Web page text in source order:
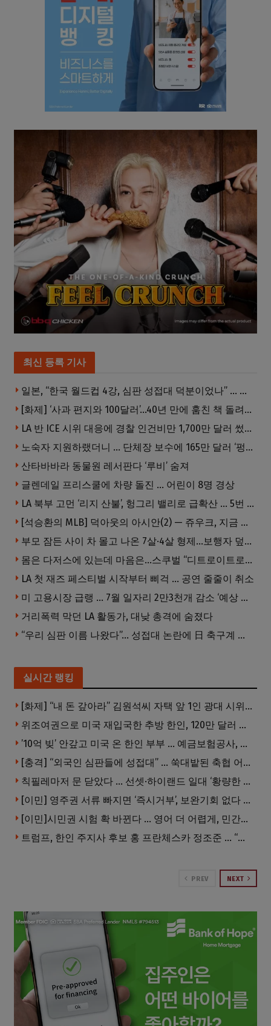
최신 등록 기사
일본, “한국 월드컵 4강, 심판 성접대 덕분이었나” … 의혹눈덩이
[화제] ‘사과 편지와 100달러’…40년 만에 훔친 책 돌려준 절도범
LA 반 ICE 시위 대응에 경찰 인건비만 1,700만 달러 썼다.
노숙자 지원하랬더니 … 단체장 보수에 165만 달러 ‘펑펑’
산타바바라 동물원 레서판다 ‘루비’ 숨져
글렌데일 프리스쿨에 차량 돌진 … 어린이 8명 경상
LA 북부 고먼 ‘리지 산불’, 헝그리 밸리로 급확산 … 5번 Fwy 양방향 전면 폐쇄
[석승환의 MLB] 덕아웃의 아시안(2) — 쥬우크, 지금 괜찮아요?
부모 잠든 사이 차 몰고 나온 7살·4살 형제…보행자 덮쳐 중태
몸은 다저스에 있는데 마음은…스쿠벌 “디트로이트로 돌아가고파”
LA 첫 재즈 페스티벌 시작부터 삐걱 … 공연 줄줄이 취소
미 고용시장 급랭 … 7월 일자리 2만3천개 감소 ‘예상 밖 쇼크’
거리폭력 막던 LA 활동가, 대낮 총격에 숨졌다
“우리 심판 이름 나왔다”… 성접대 논란에 日 축구계 발칵
실시간 랭킹
[화제] “내 돈 갚아라” 김원석씨 자택 앞 1인 광대 시위 … 한인 투자사, “108만 달러 못받아”
위조여권으로 미국 재입국한 추방 한인, 120만 달러 은행 사기 행각
’10억 빚’ 안갚고 미국 온 한인 부부 … 예금보험공사, 미국서 소송
[충격] “외국인 심판들에 성접대” … 쑥대밭된 축협 어디까지 추락하나
칙필레마저 문 닫았다 … 선셋·하이랜드 일대 ‘황량한 거리’로
[이민] 영주권 서류 빠지면 ‘즉시거부’, 보완기회 없다 … 이민심사 8월부터 확 바뀐다
[이민]시민권 시험 확 바뀐다 … 영어 더 어렵게, 민간시험 도입 추진
트럼프, 한인 주지사 후보 홍 프란체스카 정조준 … “미치광이다”
PREV NEXT